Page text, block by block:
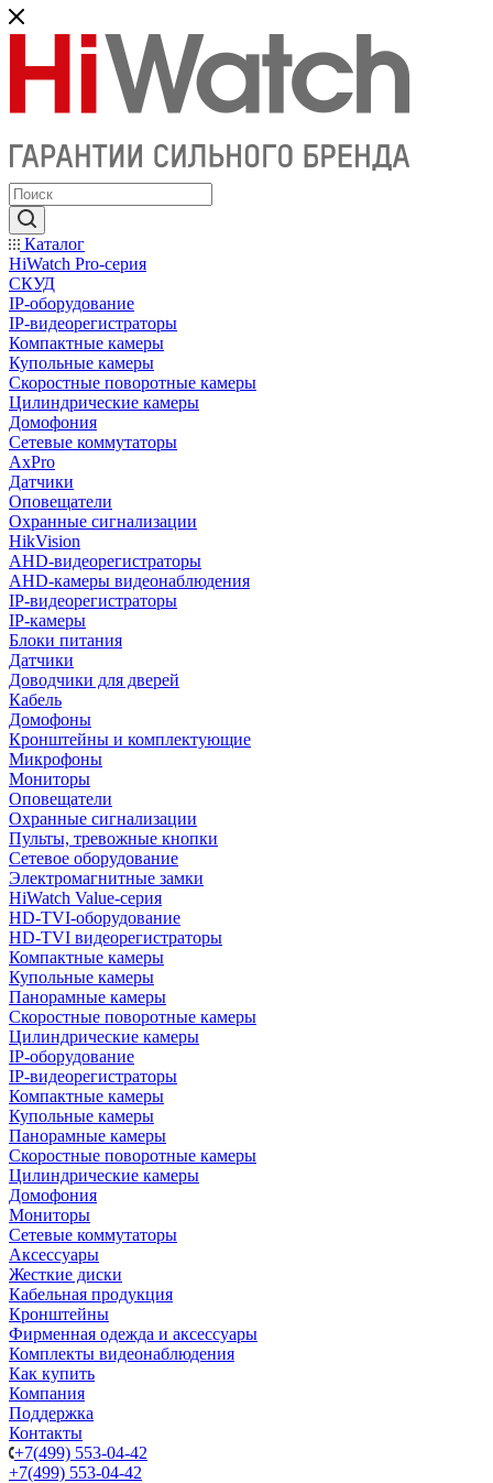
Каталог
HiWatch Pro-серия
CКУД
IP-оборудование
IP-видеорегистраторы
Компактные камеры
Купольные камеры
Скоростные поворотные камеры
Цилиндрические камеры
Домофония
Сетевые коммутаторы
AxPro
Датчики
Оповещатели
Охранные сигнализации
HikVision
AHD-видеорегистраторы
AHD-камеры видеонаблюдения
IP-видеорегистраторы
IP-камеры
Блоки питания
Датчики
Доводчики для дверей
Кабель
Домофоны
Кронштейны и комплектующие
Микрофоны
Мониторы
Оповещатели
Охранные сигнализации
Пульты, тревожные кнопки
Сетевое оборудование
Электромагнитные замки
HiWatch Value-серия
HD-TVI-оборудование
HD-TVI видеорегистраторы
Компактные камеры
Купольные камеры
Панорамные камеры
Скоростные поворотные камеры
Цилиндрические камеры
IP-оборудование
IP-видеорегистраторы
Компактные камеры
Купольные камеры
Панорамные камеры
Скоростные поворотные камеры
Цилиндрические камеры
Домофония
Мониторы
Сетевые коммутаторы
Аксессуары
Жесткие диски
Кабельная продукция
Кронштейны
Фирменная одежда и аксессуары
Комплекты видеонаблюдения
Как купить
Компания
Поддержка
Контакты
+7(499) 553-04-42
+7(499) 553-04-42